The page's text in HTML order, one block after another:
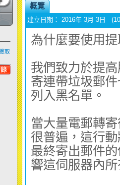
取
概覽
建立日期： 2016年 3月 3日
為什麼要使用
我們致力於提
寄連帶垃圾郵
列入黑名單。
當大量電郵轉
很普遍，這行
最終寄出郵件
響這伺服器內